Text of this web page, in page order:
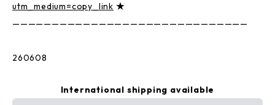
utm_medium=copy_link ★
——————————————————————————————
260608
International shipping available